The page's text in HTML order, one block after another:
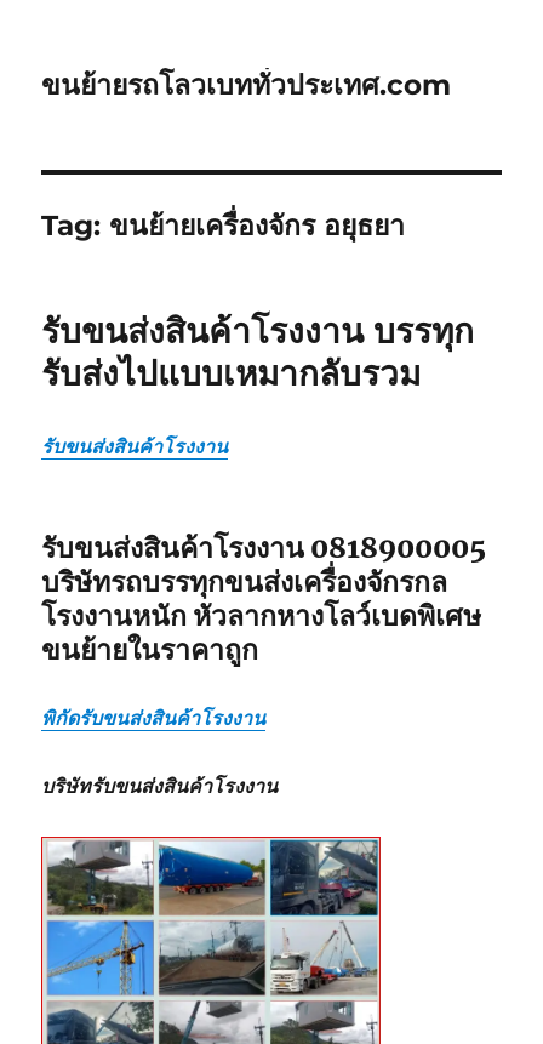
ขนย้ายรถโลวเบททั่วประเทศ.com
Tag: ขนย้ายเครื่องจักร อยุธยา
รับขนส่งสินค้าโรงงาน บรรทุก
รับส่งไปแบบเหมากลับรวม
รับขนส่งสินค้าโรงงาน
รับขนส่งสินค้าโรงงาน 0818900005
บริษัทรถบรรทุกขนส่งเครื่องจักรกล
โรงงานหนัก หัวลากหางโลว์เบดพิเศษ
ขนย้ายในราคาถูก
พิกัดรับขนส่งสินค้าโรงงาน
บริษัทรับขนส่งสินค้าโรงงาน